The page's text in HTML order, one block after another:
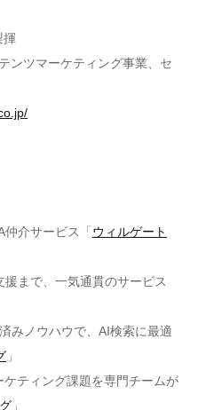
揮
ンツマーケティング事業、セ
介サービス「 ウィルゲート
まで、一気通貫のサービス
みノウハウで、AI検索に最適
」
ティング課題を専門チームが
」